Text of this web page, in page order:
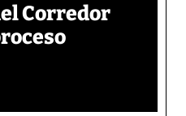
Corredor